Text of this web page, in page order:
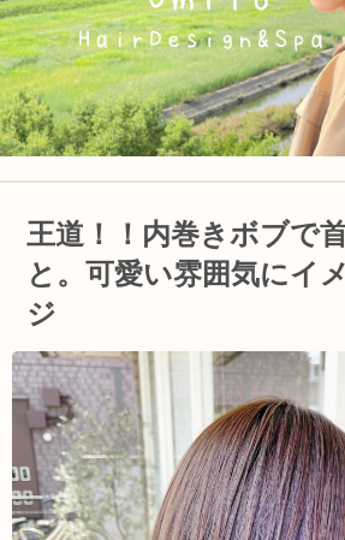
王道！！内巻きボブで
と。可愛い雰囲気にイ
ジ